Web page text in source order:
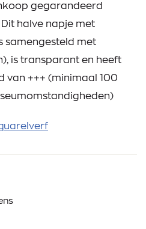
gegarandeerd
halve napje met
samengesteld met
is transparant en heeft
van +++ (minimaal 100